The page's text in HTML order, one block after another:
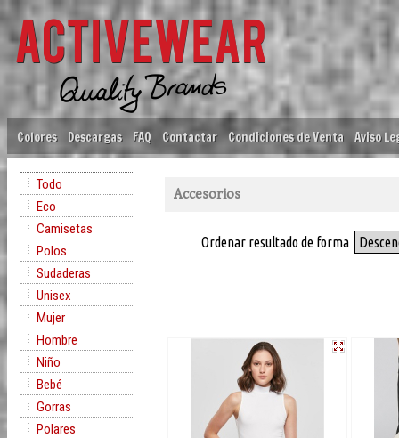
Colores Descargas FAQ Contactar Condiciones de Venta Aviso
Todo
Eco
Camisetas
Polos
Sudaderas
Unisex
Mujer
Hombre
Niño
Bebé
Gorras
Polares
Accesorios
Ordenar resultado de forma